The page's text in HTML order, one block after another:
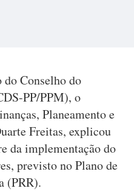
Conselho do
PP/PPM), o
Planeamento e
Freitas, explicou
da implementação do
previsto no Plano de
(PRR).